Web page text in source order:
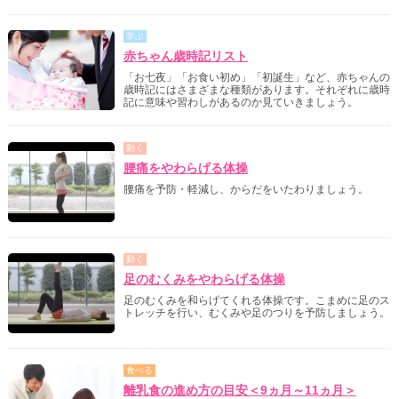
学ぶ
赤ちゃん歳時記リスト
「お七夜」「お食い初め」「初誕生」など、赤ちゃんの
歳時記にはさまざまな種類があります。それぞれに歳時
記に意味や習わしがあるのか見ていきましょう。
動く
腰痛をやわらげる体操
腰痛を予防・軽減し、からだをいたわりましょう。
動く
足のむくみをやわらげる体操
足のむくみを和らげてくれる体操です。こまめに足のス
トレッチを行い、むくみや足のつりを予防しましょう。
食べる
離乳食の進め方の目安＜9ヵ月～11ヵ月＞